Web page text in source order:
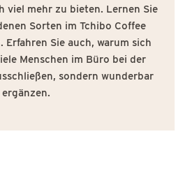
viel mehr zu bieten. Lernen Sie
Sorten im Tchibo Coffee
Erfahren Sie auch, warum sich
Menschen im Büro bei der
sondern wunderbar
ergänzen.